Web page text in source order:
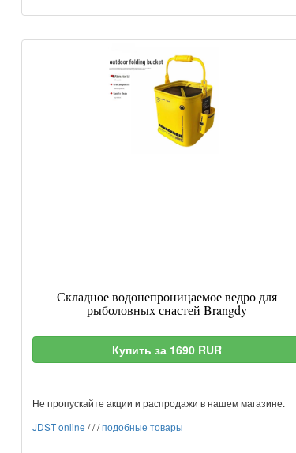
Складное водонепроницаемое ведро для
рыболовных снастей Brangdy
Купить за 1690 RUR
Не пропускайте акции и распродажи в нашем магазине.
JDST online ///подобные товары